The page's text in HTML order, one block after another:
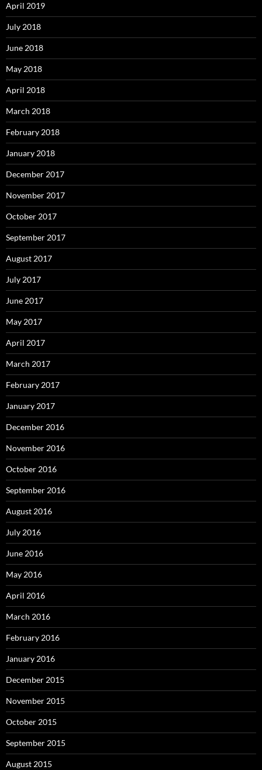
April 2019
July 2018
June 2018
May 2018
April 2018
March 2018
February 2018
January 2018
December 2017
November 2017
October 2017
September 2017
August 2017
July 2017
June 2017
May 2017
April 2017
March 2017
February 2017
January 2017
December 2016
November 2016
October 2016
September 2016
August 2016
July 2016
June 2016
May 2016
April 2016
March 2016
February 2016
January 2016
December 2015
November 2015
October 2015
September 2015
August 2015